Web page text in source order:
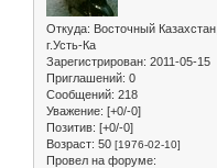
Откуда: Восточный Казахстан,
г.Усть-Ка
Зарегистрирован: 2011-05-15
Приглашений: 0
Сообщений: 218
Уважение: [+0/-0]
Позитив: [+0/-0]
Возраст: 50 [1976-02-10]
Провел на форуме: